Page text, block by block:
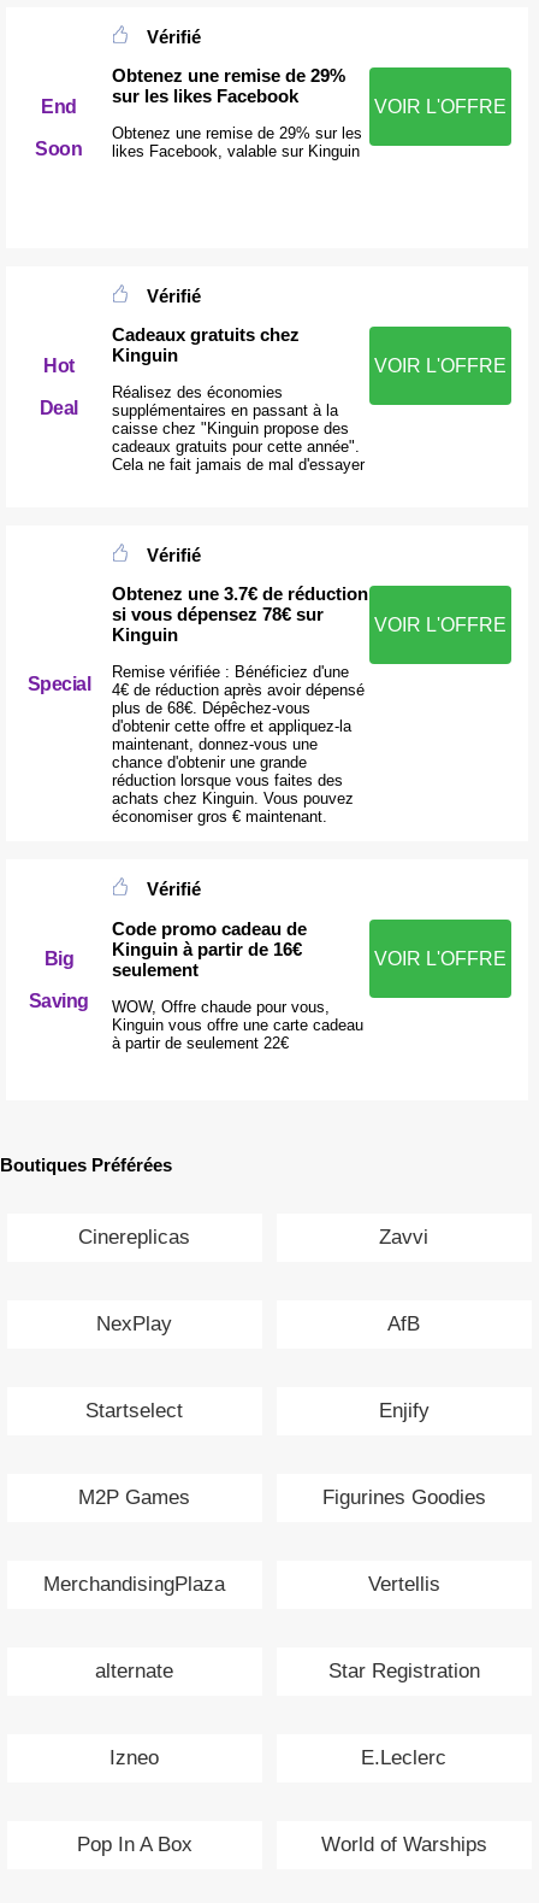
End
Soon
Vérifié
Obtenez une remise de 29%
sur les likes Facebook
Obtenez une remise de 29% sur les
likes Facebook, valable sur Kinguin
VOIR L'OFFRE
Hot
Deal
Vérifié
Cadeaux gratuits chez
Kinguin
Réalisez des économies
supplémentaires en passant à la
caisse chez "Kinguin propose des
cadeaux gratuits pour cette année".
Cela ne fait jamais de mal d'essayer
VOIR L'OFFRE
Special
Vérifié
Obtenez une 3.7€ de réduction
si vous dépensez 78€ sur
Kinguin
Remise vérifiée : Bénéficiez d'une
4€ de réduction après avoir dépensé
plus de 68€. Dépêchez-vous
d'obtenir cette offre et appliquez-la
maintenant, donnez-vous une
chance d'obtenir une grande
réduction lorsque vous faites des
achats chez Kinguin. Vous pouvez
économiser gros € maintenant.
VOIR L'OFFRE
Big
Saving
Vérifié
Code promo cadeau de
Kinguin à partir de 16€
seulement
WOW, Offre chaude pour vous,
Kinguin vous offre une carte cadeau
à partir de seulement 22€
VOIR L'OFFRE
Boutiques Préférées
Cinereplicas Zavvi
NexPlay AfB
Startselect Enjify
M2P Games Figurines Goodies
MerchandisingPlaza Vertellis
alternate Star Registration
Izneo E.Leclerc
Pop In A Box World of Warships